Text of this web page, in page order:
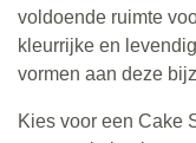
voldoende ruimte
kleurrijke en
vormen aan deze
Kies voor een Cake